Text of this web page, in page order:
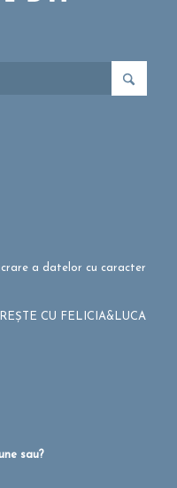
a datelor cu caracter
CU FELICIA&LUCA
sau?